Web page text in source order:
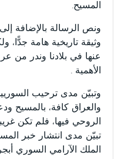
المسيح.
ونص الرسالة بالإضافة
وثيقة تاريخية هامة جدًّا،
عنها في بلادنا وندر من
الأهمية .
وتبيّن مدى ترحيب
والعراق كافة، بالمسيح
الروحي فيها، فلم تكن
تبيّن مدى انتشار خبر
الملك الآرامي السوري